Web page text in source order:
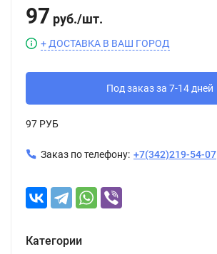
97 руб./шт.
+ ДОСТАВКА В ВАШ ГОРОД
Под заказ за 7-14 дней
97 РУБ
Заказ по телефону: +7(342)219-54-07
Категории